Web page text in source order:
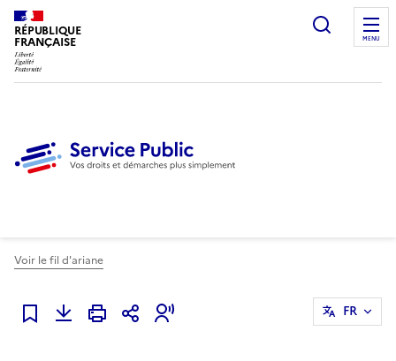
RÉPUBLIQUE
FRANÇAISE
Ouvrir
MENU
Voir le fil d'ariane
Ajouter à mes alertes
FR